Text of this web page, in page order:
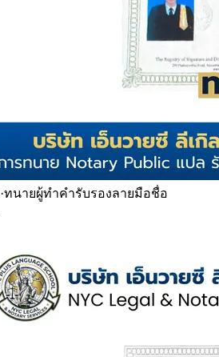
·ทนายผู้ทำคำรับรองลายมือชื่อ